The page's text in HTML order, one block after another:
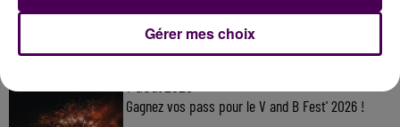
7 août 2026
Gagnez vos pass pour le V and B Fest' 2026 !
Gérer mes choix